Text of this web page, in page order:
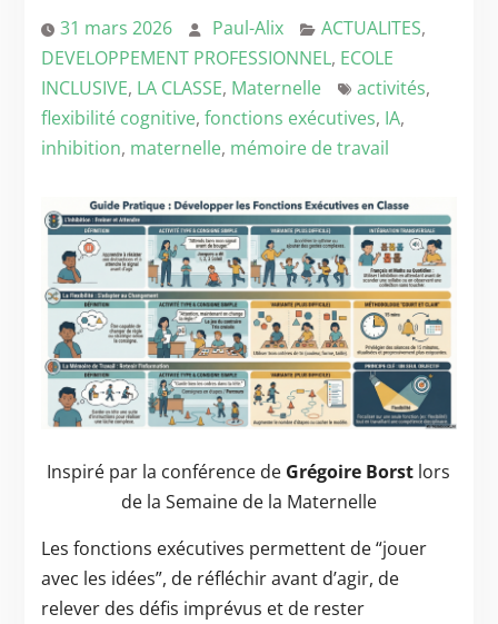
31 mars 2026 Paul-Alix ACTUALITES,
DEVELOPPEMENT PROFESSIONNEL, ECOLE
INCLUSIVE, LA CLASSE, Maternelle activités,
flexibilité cognitive, fonctions exécutives, IA,
inhibition, maternelle, mémoire de travail
Inspiré par la conférence de Grégoire Borst lors
de la Semaine de la Maternelle
Les fonctions exécutives permettent de “jouer
avec les idées”, de réfléchir avant d’agir, de
relever des défis imprévus et de rester